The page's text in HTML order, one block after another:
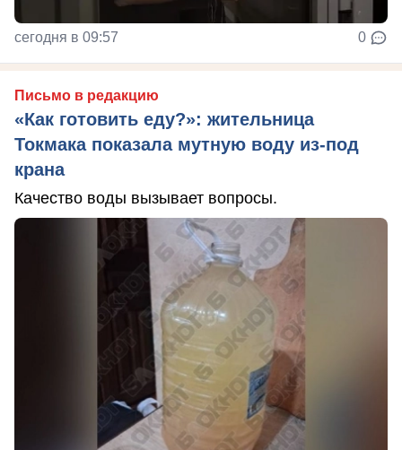
сегодня в 09:57 0
Письмо в редакцию
«Как готовить еду?»: жительница
Токмака показала мутную воду из-под
крана
Качество воды вызывает вопросы.